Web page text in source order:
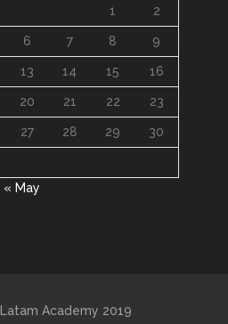
1 2
6 7 8 9
13 14 15 16
20 21 22 23
27 28 29 30
« May
Academy 2019